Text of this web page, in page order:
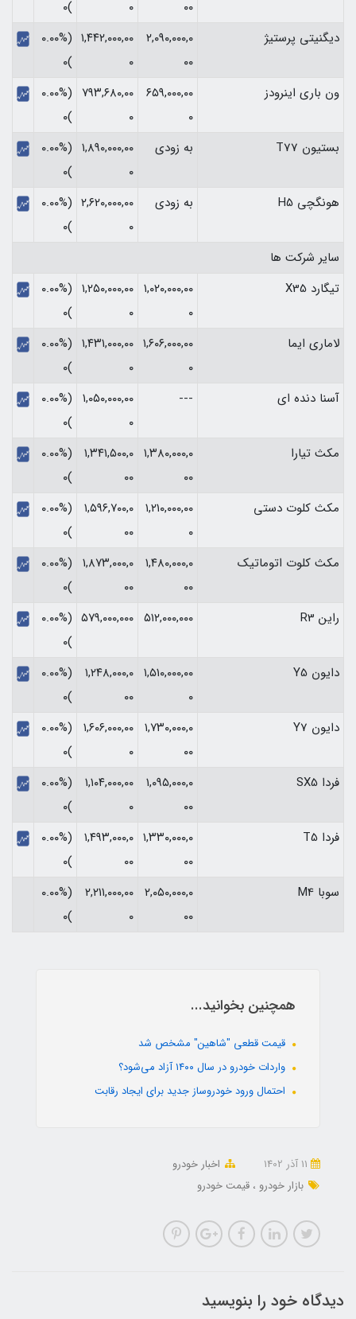
۰۰
۰
)۰
دیگنیتی پرستیژ
۲,۰۹۰,۰۰۰,۰
۰۰
۱,۴۴۲,۰۰۰,۰۰
۰
(۰.۰۰%
)۰
ون باری اینرودز
۶۵۹,۰۰۰,۰۰
۰
۷۹۳,۶۸۰,۰۰
۰
(۰.۰۰%
)۰
بستیون T77
به زودی
۱,۸۹۰,۰۰۰,۰۰
۰
(۰.۰۰%
)۰
هونگچی H5
به زودی
۲,۶۲۰,۰۰۰,۰۰
۰
(۰.۰۰%
)۰
سایر شرکت ها
تیگارد X35
۱,۰۲۰,۰۰۰,۰۰
۰
۱,۲۵۰,۰۰۰,۰۰
۰
(۰.۰۰%
)۰
لاماری ایما
۱,۶۰۶,۰۰۰,۰۰
۰
۱,۴۳۱,۰۰۰,۰۰
۰
(۰.۰۰%
)۰
آسنا دنده ای
---
۱,۰۵۰,۰۰۰,۰۰
۰
(۰.۰۰%
)۰
مکث تیارا
۱,۳۸۰,۰۰۰,۰
۰۰
۱,۳۴۱,۵۰۰,۰
۰۰
(۰.۰۰%
)۰
مکث کلوت دستی
۱,۲۱۰,۰۰۰,۰۰
۰
۱,۵۹۶,۷۰۰,۰
۰۰
(۰.۰۰%
)۰
مکث کلوت اتوماتیک
۱,۴۸۰,۰۰۰,۰
۰۰
۱,۸۷۳,۰۰۰,۰
۰۰
(۰.۰۰%
)۰
راین R3
۵۱۲,۰۰۰,۰۰۰ ۵۷۹,۰۰۰,۰۰۰
(۰.۰۰%
)۰
دایون Y5
۱,۵۱۰,۰۰۰,۰۰
۰
۱,۲۴۸,۰۰۰,۰
۰۰
(۰.۰۰%
)۰
دایون Y7
۱,۷۳۰,۰۰۰,۰
۰۰
۱,۶۰۶,۰۰۰,۰۰
۰
(۰.۰۰%
)۰
فردا SX5
۱,۰۹۵,۰۰۰,۰
۰۰
۱,۱۰۴,۰۰۰,۰۰
۰
(۰.۰۰%
)۰
فردا T5
۱,۳۳۰,۰۰۰,۰
۰۰
۱,۴۹۳,۰۰۰,۰
۰۰
(۰.۰۰%
)۰
سوبا M4
۲,۰۵۰,۰۰۰,۰
۰۰
۲,۲۱۱,۰۰۰,۰۰
۰
(۰.۰۰%
)۰
همچنین بخوانید...
قیمت قطعی "شاهین" مشخص شد
واردات خودرو در سال ۱۴۰۰ آزاد می‌شود؟
احتمال ورود خودروساز جدید برای ایجاد رقابت
اخبار خودرو
بازار خودرو
قیمت خودرو
دیدگاه خود را بنویسید